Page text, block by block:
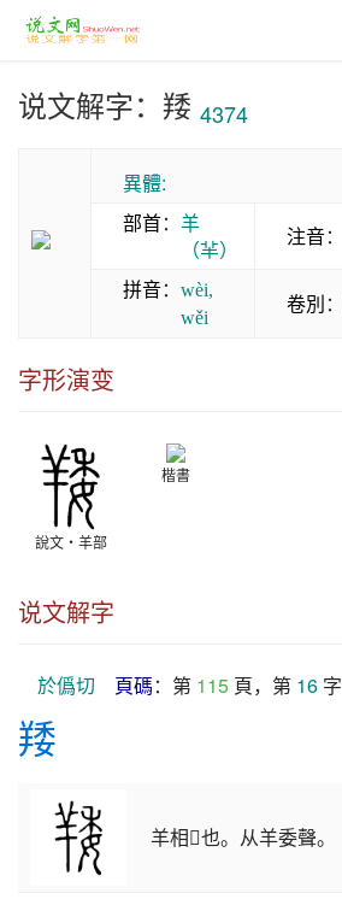
说文解字：䍴 4374
異體:
部首： 羊
（𦍋）
注音：
拼音：
wèi,
wěi
卷別：
字形演变
說文‧羊部
楷書
说文解字
於僞切 頁碼：第 115 頁，第 16 字
䍴
羊相𦎸也。从羊委聲。